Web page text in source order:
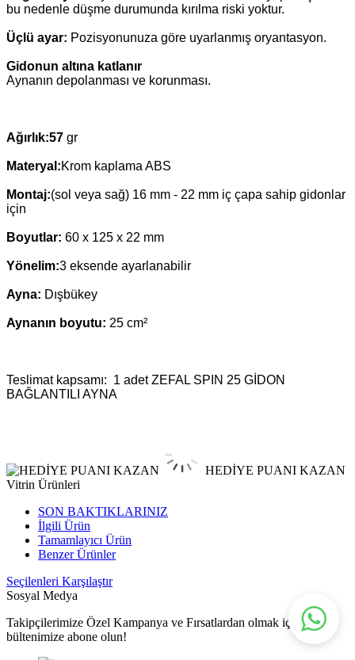
bu nedenle düşme durumunda kırılma riski yoktur.
Üçlü ayar: Pozisyonunuza göre uyarlanmış oryantasyon.
Gidonun altına katlanır
Aynanın depolanması ve korunması.
Ağırlık:57 gr
Materyal:Krom kaplama ABS
Montaj:(sol veya sağ) 16 mm - 22 mm iç çapa sahip gidonlar
için
Boyutlar: 60 x 125 x 22 mm
Yönelim:3 eksende ayarlanabilir
Ayna: Dışbükey
Aynanın boyutu: 25 cm²
Teslimat kapsamı: 1 adetZEFAL SPIN 25 GİDON
BAĞLANTILI AYNA
HEDİYE PUANI KAZAN
Vitrin Ürünleri
SON BAKTIKLARINIZ
İlgili Ürün
Tamamlayıcı Ürün
Benzer Ürünler
Seçilenleri Karşılaştır
Sosyal Medya
Takipçilerimize Özel Kampanya ve Fırsatlardan olmak için E-
bültenimize abone olun!